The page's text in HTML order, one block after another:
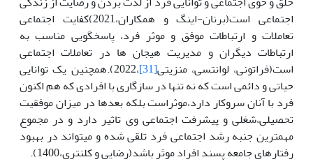
اجتماعی است(برنان-اینگ و همکاران،2021)کفایت اجتماعی
تعاملات و ارتباطات موفق و موثر فرد، پاسخگویی مناسب به
ارتباطات دیگران و مدیریت هیجان ها در تعاملات اجتماعی
است(فراتونی، لوانتسی، منزیتی[31]
،2022).همچنین یک توانایی
حیاتی و دائمی است که نه تنها در سازگاری با افرادی که هم اکنون
فرد با آنان سروکار دارد،موثراست بلکه بعدها در میزان موفقیت
تحصیلی،شغلی و پیشرفت اجتماعی وی تاثیر دارد و در مجموع
مهمترین جنبه رشد اجتماعی فرد تلقی شده و میتواند در بهبود
رفتارهای جامعه پسند افراد موثر باشد(رضایی و کلنتری،1400).